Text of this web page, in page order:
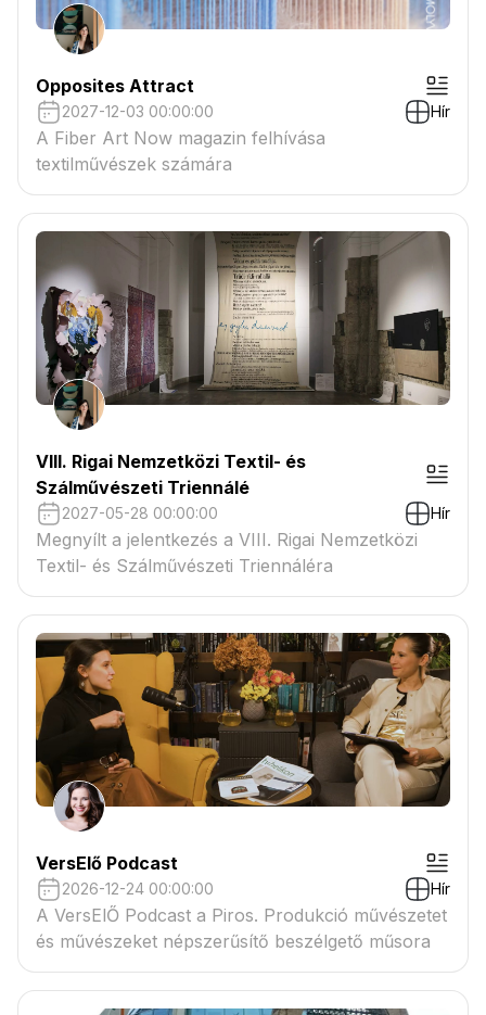
Opposites Attract
2027-12-03 00:00:00 Hír
A Fiber Art Now magazin felhívása
textilművészek számára
VIII. Rigai Nemzetközi Textil- és
Szálművészeti Triennálé
2027-05-28 00:00:00 Hír
Megnyílt a jelentkezés a VIII. Rigai Nemzetközi
Textil- és Szálművészeti Triennáléra
VersElő Podcast
2026-12-24 00:00:00 Hír
A VersElŐ Podcast a Piros. Produkció művészetet
és művészeket népszerűsítő beszélgető műsora